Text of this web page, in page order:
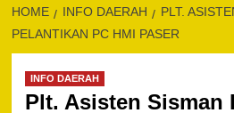
HOME INFO DAERAH
PLT.
PELANTIKAN PC HMI PASER
INFO DAERAH
Plt. Asisten Sisman